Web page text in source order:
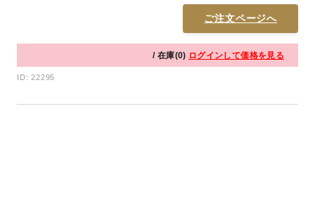
ご注文ページへ
/ 在庫(0) ログインして価格を見る
ID: 22295